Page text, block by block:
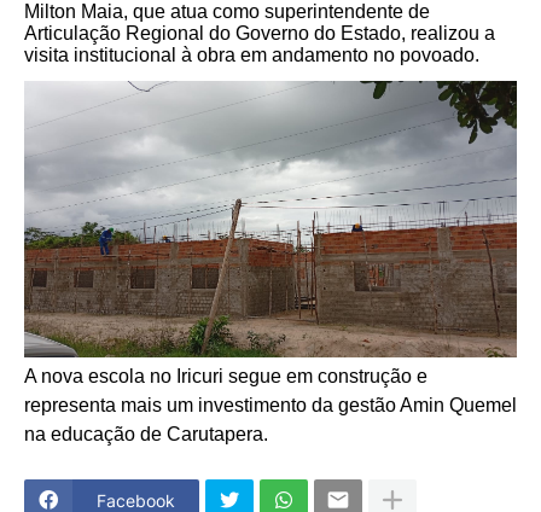
Milton Maia, que atua como superintendente de
Articulação Regional do Governo do Estado, realizou a
visita institucional à obra em andamento no povoado.
A nova escola no Iricuri segue em construção e
representa mais um investimento da gestão Amin Quemel
na educação de Carutapera.
Facebook